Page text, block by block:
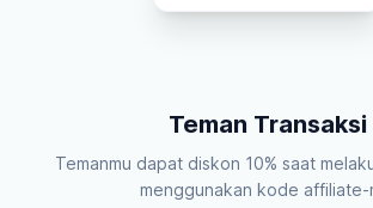
Teman Transaksi
Temanmu dapat diskon 10% saat
menggunakan kode affiliate-